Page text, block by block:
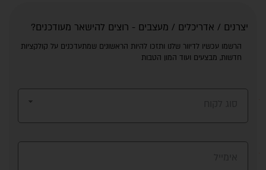
יצרנים / אדריכלים / מעצבים - רוצים להישאר מעודכנים?
הרשמו עכשיו לדיוור שלנו ותזכו להיות הראשונים שמתעדכנים על קולקציות
חדשות, מבצעים ועוד המון הטבות